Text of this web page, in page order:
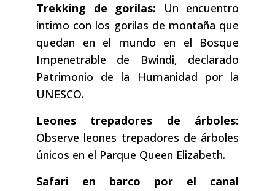
Trekking de gorilas: Un encuentro
íntimo con los gorilas de montaña que
quedan en el mundo en el Bosque
Impenetrable de Bwindi, declarado
Patrimonio de la Humanidad por la
UNESCO.
Leones trepadores de árboles:
Observe leones trepadores de árboles
únicos en el Parque Queen Elizabeth.
Safari en barco por el canal